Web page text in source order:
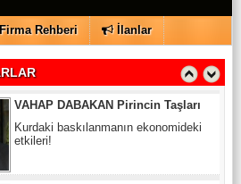
Firma Rehberi İlanlar
VAHAP DABAKAN Pirincin Taşları
Kurdaki baskılanmanın ekonomideki
etkileri!
Gündoğdu Yıldırım
GÜNE DAİR